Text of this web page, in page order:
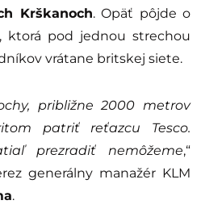
Krškanoch. Opäť pôjde o
ktorá pod jednou strechou
vrátane britskej siete.
približne 2000 metrov
patriť reťazcu Tesco.
prezradiť nemôžeme,“
generálny manažér KLM
.